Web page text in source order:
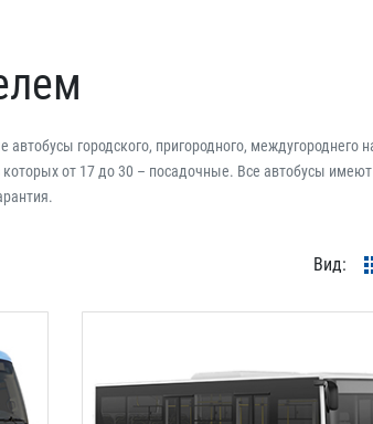
городского, пригородного, междугороднего
от 17 до 30 – посадочные. Все автобусы
Вид: